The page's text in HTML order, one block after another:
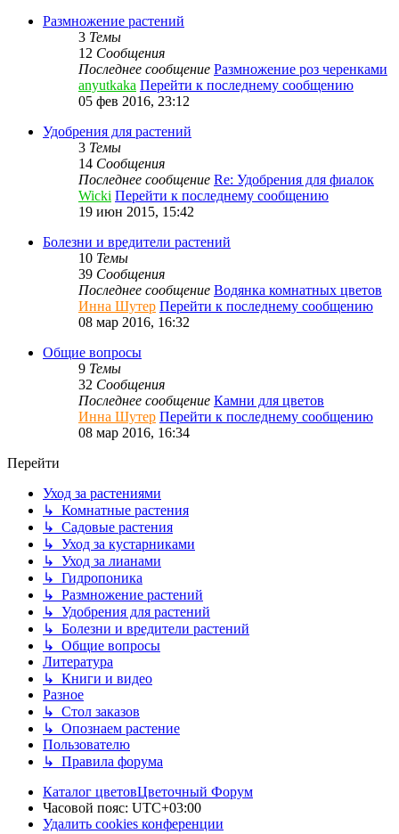
Размножение растений
3 Темы
12 Сообщения
Последнее сообщение Размножение роз черенками
anyutkaka Перейти к последнему сообщению
05 фев 2016, 23:12
Удобрения для растений
3 Темы
14 Сообщения
Последнее сообщение Re: Удобрения для фиалок
Wicki Перейти к последнему сообщению
19 июн 2015, 15:42
Болезни и вредители растений
10 Темы
39 Сообщения
Последнее сообщение Водянка комнатных цветов
Инна Шутер Перейти к последнему сообщению
08 мар 2016, 16:32
Общие вопросы
9 Темы
32 Сообщения
Последнее сообщение Камни для цветов
Инна Шутер Перейти к последнему сообщению
08 мар 2016, 16:34
Перейти
Уход за растениями
↳ Комнатные растения
↳ Садовые растения
↳ Уход за кустарниками
↳ Уход за лианами
↳ Гидропоника
↳ Размножение растений
↳ Удобрения для растений
↳ Болезни и вредители растений
↳ Общие вопросы
Литература
↳ Книги и видео
Разное
↳ Стол заказов
↳ Опознаем растение
Пользователю
↳ Правила форума
Каталог цветовЦветочный Форум
Часовой пояс: UTC+03:00
Удалить cookies конференции